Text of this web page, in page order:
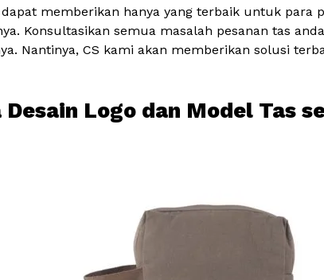
memberikan hanya yang terbaik untuk para
Konsultasikan semua masalah pesanan tas
Nantinya, CS kami akan memberikan solusi
Logo dan Model Tas